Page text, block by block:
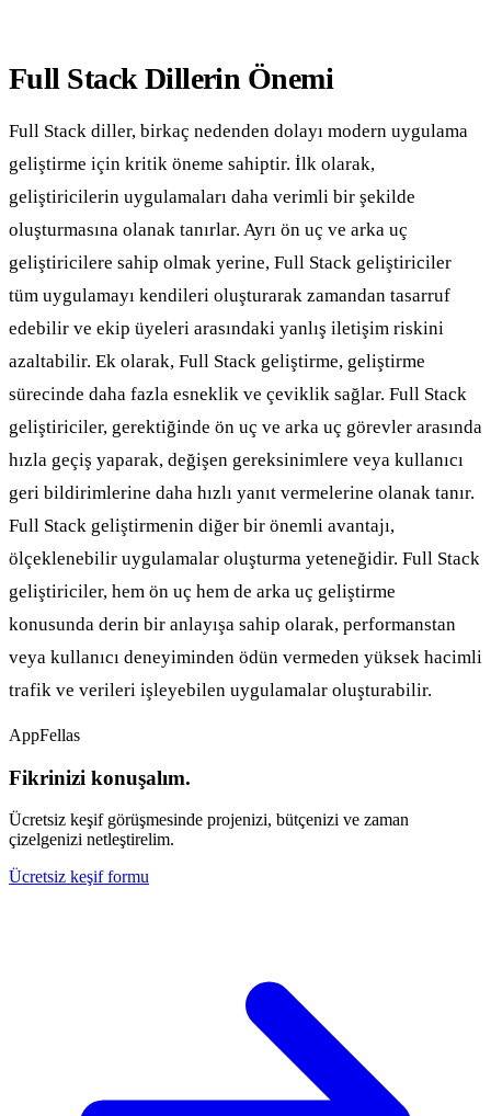
Full Stack Dillerin Önemi
Full Stack diller, birkaç nedenden dolayı modern uygulama
geliştirme için kritik öneme sahiptir. İlk olarak,
geliştiricilerin uygulamaları daha verimli bir şekilde
oluşturmasına olanak tanırlar. Ayrı ön uç ve arka uç
geliştiricilere sahip olmak yerine, Full Stack geliştiriciler
tüm uygulamayı kendileri oluşturarak zamandan tasarruf
edebilir ve ekip üyeleri arasındaki yanlış iletişim riskini
azaltabilir. Ek olarak, Full Stack geliştirme, geliştirme
sürecinde daha fazla esneklik ve çeviklik sağlar. Full Stack
geliştiriciler, gerektiğinde ön uç ve arka uç görevler arasında
hızla geçiş yaparak, değişen gereksinimlere veya kullanıcı
geri bildirimlerine daha hızlı yanıt vermelerine olanak tanır.
Full Stack geliştirmenin diğer bir önemli avantajı,
ölçeklenebilir uygulamalar oluşturma yeteneğidir. Full Stack
geliştiriciler, hem ön uç hem de arka uç geliştirme
konusunda derin bir anlayışa sahip olarak, performanstan
veya kullanıcı deneyiminden ödün vermeden yüksek hacimli
trafik ve verileri işleyebilen uygulamalar oluşturabilir.
AppFellas
Fikrinizi konuşalım.
Ücretsiz keşif görüşmesinde projenizi, bütçenizi ve zaman
çizelgenizi netleştirelim.
Ücretsiz keşif formu